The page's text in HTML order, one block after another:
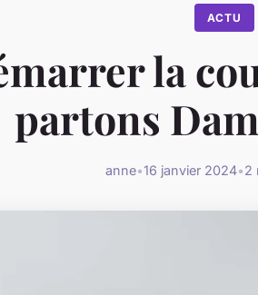
ACTU
la
partons
anne•16 janvier 2024•2